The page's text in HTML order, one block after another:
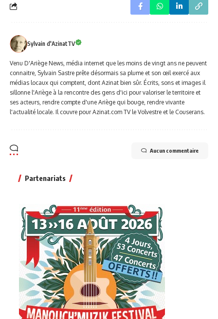
Sylvain d'AzinatTV
Venu D'Ariège News, média internet que les moins de vingt ans ne peuvent
connaitre, Sylvain Sastre prête désormais sa plume et son œil exercé aux
médias locaux qui comptent, dont Azinat bien sûr. Écrits, sons et images il
sillonne l'Ariège à la rencontre des gens d'ici pour valoriser le territoire et
ses acteurs, rendre compte d'une Ariège qui bouge, rendre vivante
l'actualité locale. Il couvre pour Azinat.com TV le Volvestre et le Couserans.
Aucun commentaire
Partenariats